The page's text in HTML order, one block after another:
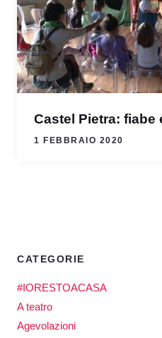
Castel Pietra: fiabe
1 FEBBRAIO 2020
CATEGORIE
#IORESTOACASA
A teatro
Agevolazioni